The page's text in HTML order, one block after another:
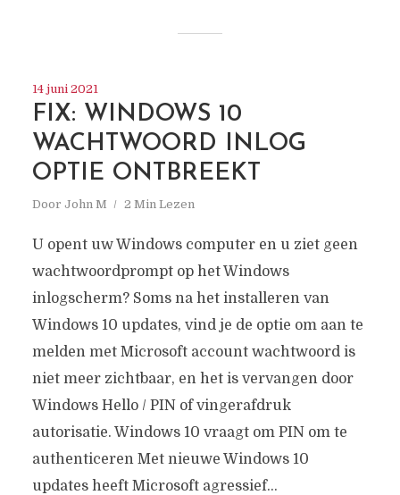
14 juni 2021
FIX: WINDOWS 10
WACHTWOORD INLOG
OPTIE ONTBREEKT
Door John M 2 Min Lezen
U opent uw Windows computer en u ziet geen
wachtwoordprompt op het Windows
inlogscherm? Soms na het installeren van
Windows 10 updates, vind je de optie om aan te
melden met Microsoft account wachtwoord is
niet meer zichtbaar, en het is vervangen door
Windows Hello / PIN of vingerafdruk
autorisatie. Windows 10 vraagt om PIN om te
authenticeren Met nieuwe Windows 10
updates heeft Microsoft agressief...